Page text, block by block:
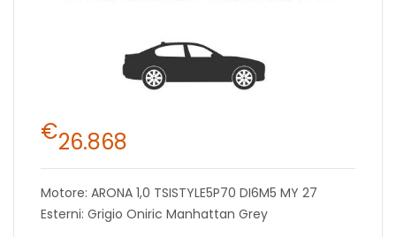
€26.868
Motore: ARONA 1,0 TSISTYLE5P70 DI6M5 MY 27
Esterni: Grigio Oniric Manhattan Grey